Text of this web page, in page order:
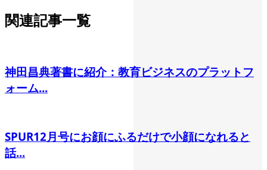
関連記事一覧
神田昌典著書に紹介：教育ビジネスのプラットフ
ォーム...
SPUR12月号にお顔にふるだけで小顔になれると
話...